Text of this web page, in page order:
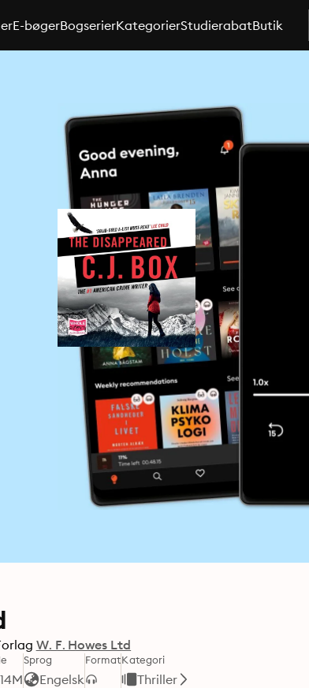
E-bøgerBogserierKategorierStudierabatButik
W. F. Howes Ltd
Sprog
Engelsk
FormatKategori
Thriller